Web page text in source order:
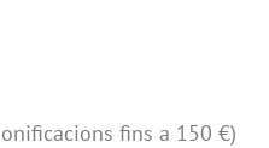
fins a 150 €)